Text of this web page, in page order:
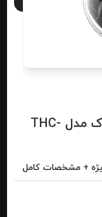
دوربین مداربسته دام هایلوک مدل THC-